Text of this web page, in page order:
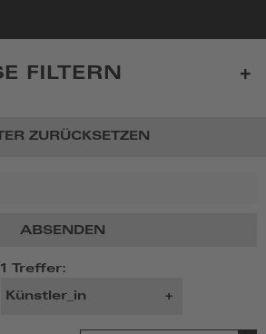
ABSENDEN
Treffer:
FILTERN
ZURÜCKSETZEN